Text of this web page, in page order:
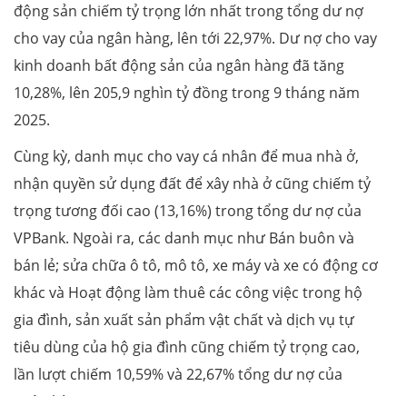
động sản chiếm tỷ trọng lớn nhất trong tổng dư nợ
cho vay của ngân hàng, lên tới 22,97%. Dư nợ cho vay
kinh doanh bất động sản của ngân hàng đã tăng
10,28%, lên 205,9 nghìn tỷ đồng trong 9 tháng năm
2025.
Cùng kỳ, danh mục cho vay cá nhân để mua nhà ở,
nhận quyền sử dụng đất để xây nhà ở cũng chiếm tỷ
trọng tương đối cao (13,16%) trong tổng dư nợ của
VPBank. Ngoài ra, các danh mục như Bán buôn và
bán lẻ; sửa chữa ô tô, mô tô, xe máy và xe có động cơ
khác và Hoạt động làm thuê các công việc trong hộ
gia đình, sản xuất sản phẩm vật chất và dịch vụ tự
tiêu dùng của hộ gia đình cũng chiếm tỷ trọng cao,
lần lượt chiếm 10,59% và 22,67% tổng dư nợ của